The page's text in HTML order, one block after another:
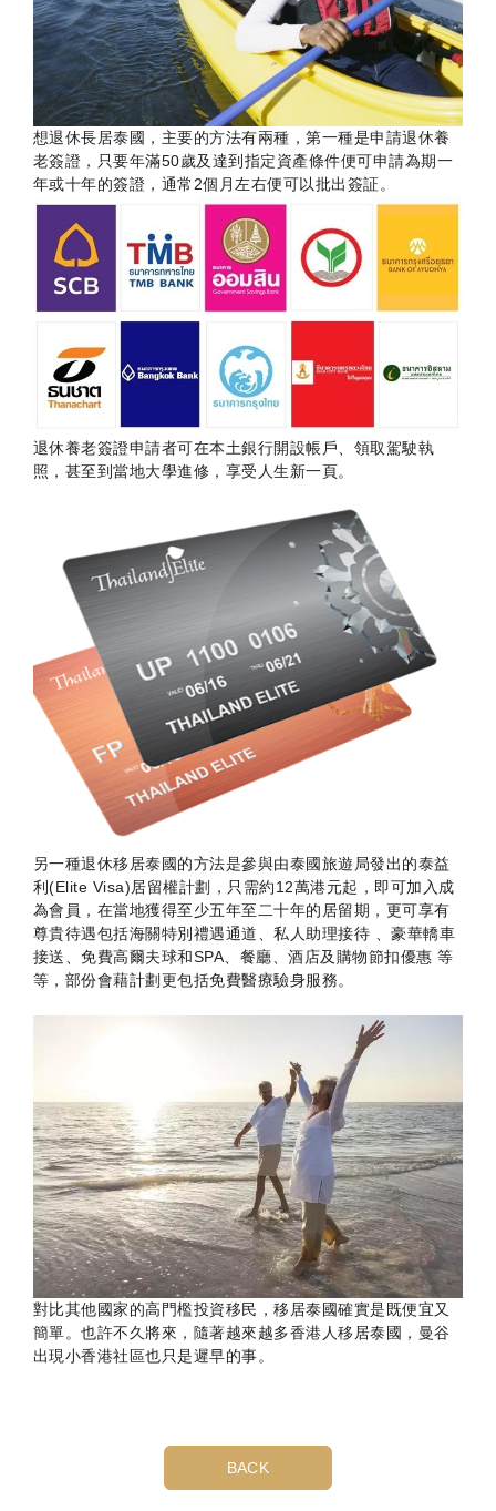
想退休長居泰國，主要的方法有兩種，第一種是申請退休養
老簽證，只要年滿50歲及達到指定資產條件便可申請為期一
年或十年的簽證，通常2個月左右便可以批出簽証。
退休養老簽證申請者可在本土銀行開設帳戶、領取駕駛執
照，甚至到當地大學進修，享受人生新一頁。
另一種退休移居泰國的方法是參與由泰國旅遊局發出的泰益
利(Elite Visa)居留權計劃，只需約12萬港元起，即可加入成
為會員，在當地獲得至少五年至二十年的居留期，更可享有
尊貴待遇包括海關特別禮遇通道、私人助理接待 、豪華轎車
接送、免費高爾夫球和SPA、餐廳、酒店及購物節扣優惠 等
等，部份會藉計劃更包括免費醫療驗身服務。
對比其他國家的高門檻投資移民，移居泰國確實是既便宜又
簡單。也許不久將來，隨著越來越多香港人移居泰國，曼谷
出現小香港社區也只是遲早的事。
BACK